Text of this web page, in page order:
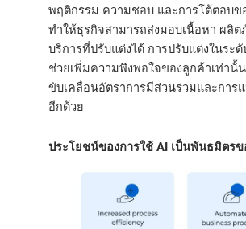
พฤติกรรม ความชอบ และการโต้ตอบข
ทำให้ธุรกิจสามารถส่งมอบเนื้อหา ผลิ
บริการที่ปรับแต่งได้ การปรับแต่งในระ
ช่วยเพิ่มความพึงพอใจของลูกค้าเท่านั้
ขับเคลื่อนอัตราการมีส่วนร่วมและการ
อีกด้วย
ประโยชน์ของการใช้ AI เป็นพันธมิตร